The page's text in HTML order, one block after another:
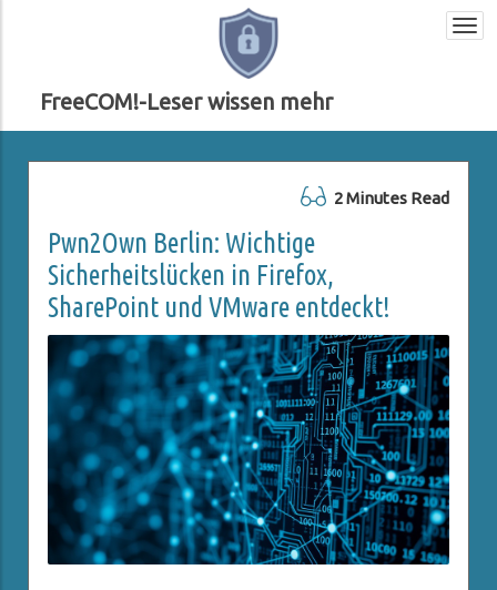
FreeCOM!-Leser wissen mehr
2 Minutes Read
Pwn2Own Berlin: Wichtige
Sicherheitslücken in Firefox,
SharePoint und VMware entdeckt!